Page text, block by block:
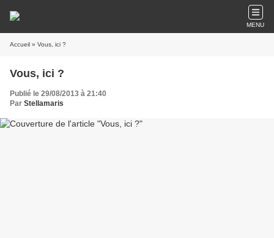
MENU
Accueil » Vous, ici ?
Vous, ici ?
Publié le 29/08/2013 à 21:40
Par Stellamaris